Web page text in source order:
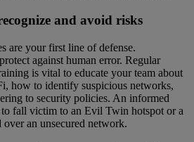
and avoid risks
are your first line of defense.
against human error. Regular
is vital to educate your team about
how to identify suspicious networks,
to security policies. An informed
fall victim to an Evil Twin hotspot or a
an unsecured network.